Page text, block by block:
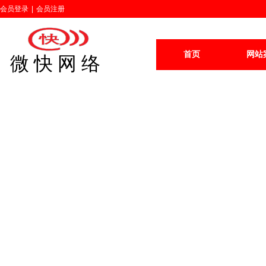
首页 网站
会员登录 会员注册
微 快 网 络